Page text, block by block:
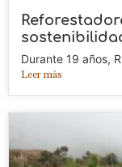
Durante 19 años,
Leer más